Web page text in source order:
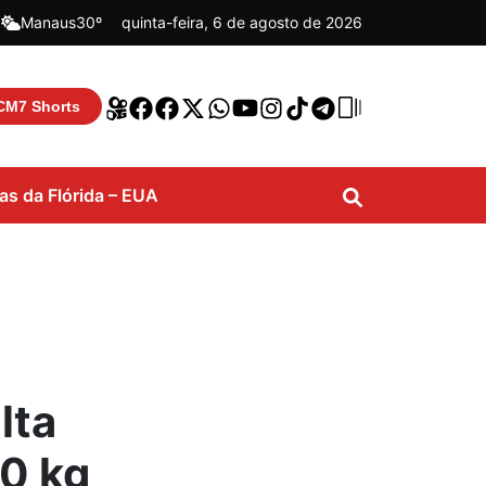
Manaus30º quinta-feira, 6 de agosto de 2026
Shorts
da Flórida – EUA
kg